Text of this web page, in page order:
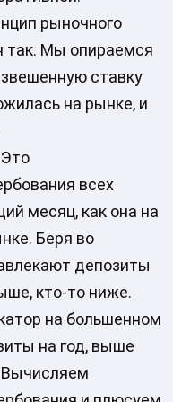
рыночного
так. Мы опираемся
ставку
на рынке, и
всех
месяц, как она на
Беря во
депозиты
кто-то ниже.
на большенном
на год, выше
Вычисляем